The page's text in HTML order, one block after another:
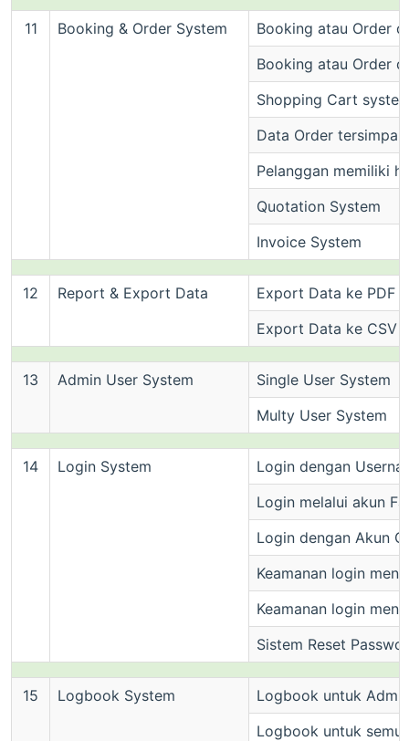
11 Booking & Order System
Booking atau Order
Booking atau Order
Shopping Cart
Data Order
Pelanggan memiliki
Quotation System
Invoice System
12 Report & Export Data
Export Data ke PDF
Export Data ke CSV
13 Admin User System
Single User System
Multy User System
14 Login System
Login dengan
Login melalui akun
Login dengan Akun
Keamanan login
Keamanan login
Sistem Reset
15 Logbook System
Logbook untuk Admin
Logbook untuk